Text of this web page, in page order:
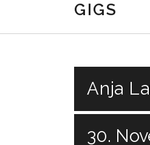
GIGS
Anja
30.